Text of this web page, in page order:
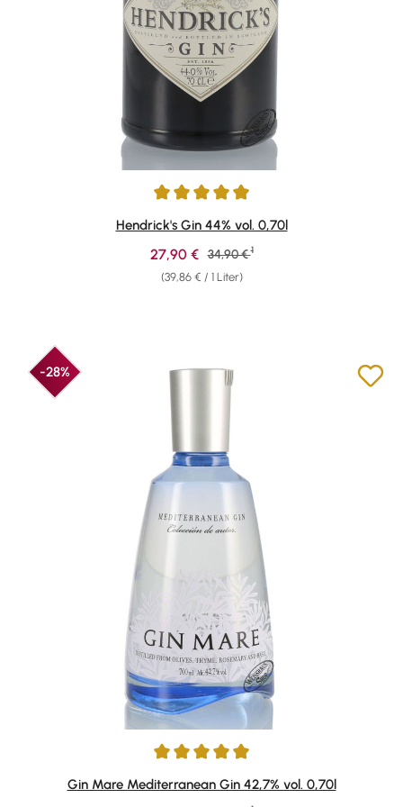
Durchschnittliche Bewertung von 4.88 von 5 Sternen
Hendrick's Gin 44% vol. 0,70l
(39,86 € / 1 Liter)
Verkaufspreis:
27,90 € Regulärer Preis:
34,90 € 1
-28%
Durchschnittliche Bewertung von 4.91 von 5 Sternen
Gin Mare Mediterranean Gin 42,7% vol. 0,70l